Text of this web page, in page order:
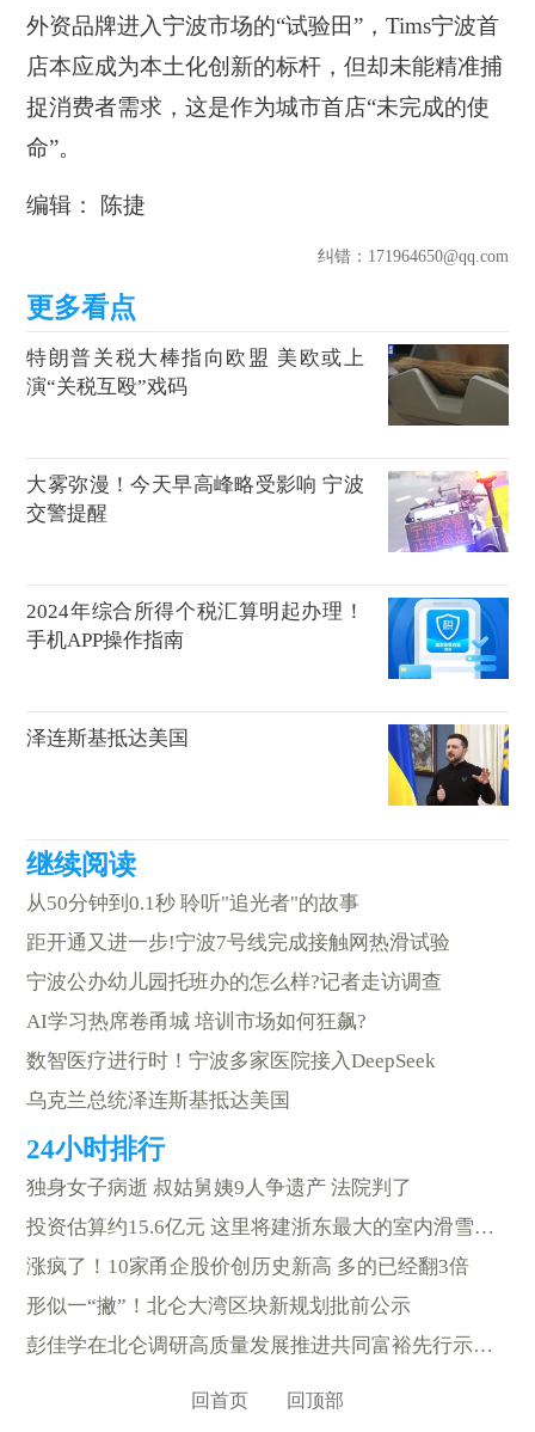
外资品牌进入宁波市场的“试验田”，Tims宁波首
店本应成为本土化创新的标杆，但却未能精准捕
捉消费者需求，这是作为城市首店“未完成的使
命”。
编辑： 陈捷
纠错：171964650@qq.com
特朗普关税大棒指向欧盟 美欧或上
演“关税互殴”戏码
大雾弥漫！今天早高峰略受影响 宁波
交警提醒
2024年综合所得个税汇算明起办理！
手机APP操作指南
泽连斯基抵达美国
从50分钟到0.1秒 聆听"追光者"的故事
距开通又进一步!宁波7号线完成接触网热滑试验
宁波公办幼儿园托班办的怎么样?记者走访调查
AI学习热席卷甬城 培训市场如何狂飙?
数智医疗进行时！宁波多家医院接入DeepSeek
乌克兰总统泽连斯基抵达美国
独身女子病逝 叔姑舅姨9人争遗产 法院判了
投资估算约15.6亿元 这里将建浙东最大的室内滑雪场等
涨疯了！10家甬企股价创历史新高 多的已经翻3倍
形似一“撇”！北仑大湾区块新规划批前公示
彭佳学在北仑调研高质量发展推进共同富裕先行示范工作
回首页 回顶部